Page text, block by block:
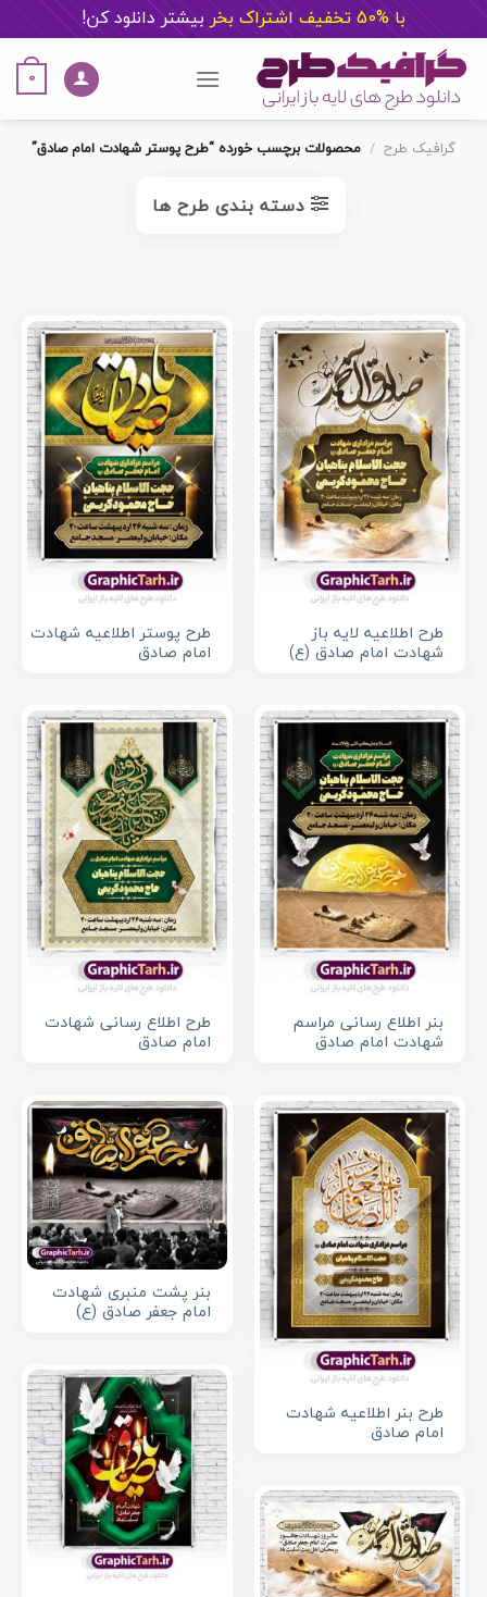
با %50 تخفیف اشتراک بخر بیشتر دانلود کن!
content
0
گرافیک طرح / محصولات برچسب خورده “طرح پوستر شهادت امام صادق”
دسته بندی طرح ها
طرح اطلاعیه لایه باز
شهادت امام صادق (ع)
طرح پوستر اطلاعیه شهادت
امام صادق
بنر اطلاع رسانی مراسم
شهادت امام صادق
طرح اطلاع رسانی شهادت
امام صادق
طرح بنر اطلاعیه شهادت
امام صادق
بنر پشت منبری شهادت
امام جعفر صادق (ع)